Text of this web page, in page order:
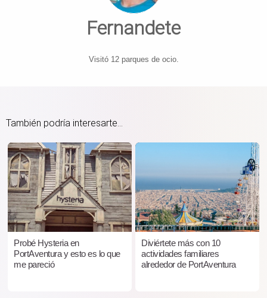
Fernandete
Visitó 12 parques de ocio.
También podría interesarte...
Probé Hysteria en
PortAventura y esto es lo que
me pareció
Diviértete más con 10
actividades familiares
alrededor de PortAventura